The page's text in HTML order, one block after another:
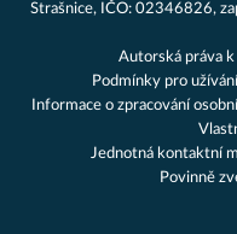
Strašnice, IČO: 02346826,
Autorská práva
Podmínky pro
Informace o zpracování
Jednotná kontaktní
Povinně